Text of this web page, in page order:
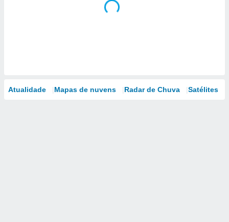
Atualidade Mapas de nuvens Radar de Chuva Satélites